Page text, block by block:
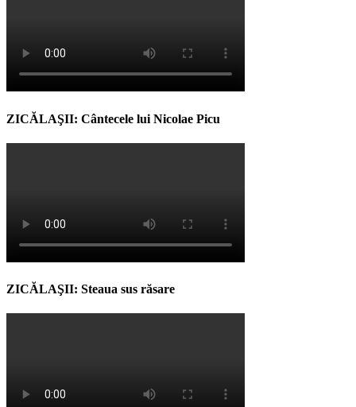
ZICĂLAŞII: Cântecele lui Nicolae Picu
ZICĂLAŞII: Steaua sus răsare